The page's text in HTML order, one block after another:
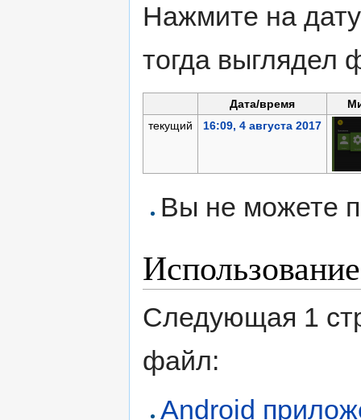
Нажмите на
тогда выглядел
Дата/время
текущий
16:09, 4 августа 2017
Вы не можете
Следующая 1
файл:
Android